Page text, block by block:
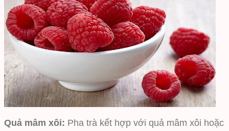
Quả mâm xôi: Pha trà kết hợp với quả mâm xôi hoặc